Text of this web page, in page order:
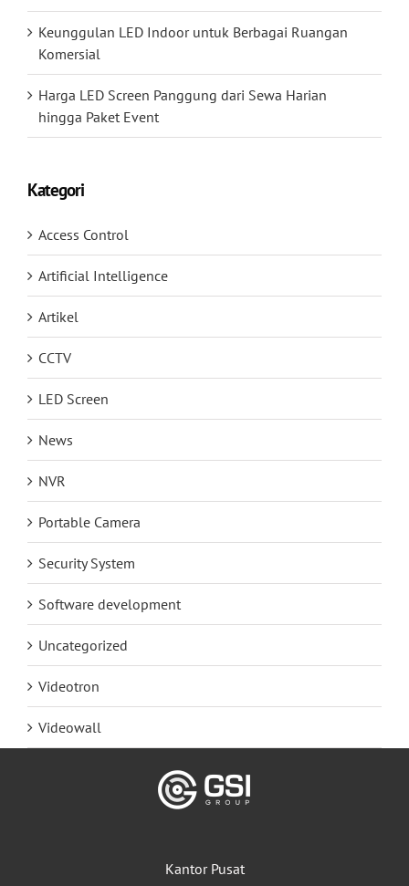
Keunggulan LED Indoor untuk Berbagai Ruangan
Komersial
Harga LED Screen Panggung dari Sewa Harian
hingga Paket Event
Kategori
Access Control
Artificial Intelligence
Artikel
CCTV
LED Screen
News
NVR
Portable Camera
Security System
Software development
Uncategorized
Videotron
Videowall
Kantor Pusat